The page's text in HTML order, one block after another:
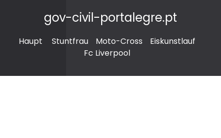
gov-civil-portalegre.pt
Haupt Stuntfrau Moto-Cross
Eiskunstlauf
Fc Liverpool